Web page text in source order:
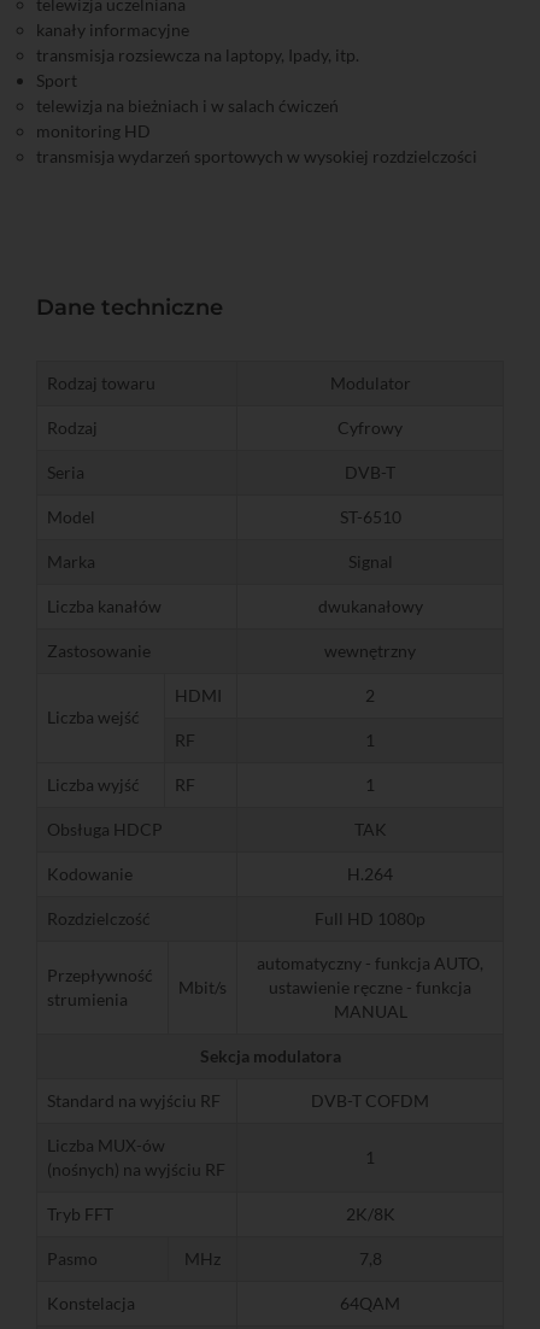
telewizja uczelniana
kanały informacyjne
transmisja rozsiewcza na laptopy, Ipady, itp.
Sport
telewizja na bieżniach i w salach ćwiczeń
monitoring HD
transmisja wydarzeń sportowych w wysokiej rozdzielczości
Dane techniczne
Rodzaj towaru Modulator
Rodzaj Cyfrowy
Seria DVB-T
Model ST-6510
Marka Signal
Liczba kanałów dwukanałowy
Zastosowanie wewnętrzny
Liczba wejść
HDMI 2
RF 1
Liczba wyjść RF 1
Obsługa HDCP TAK
Kodowanie H.264
Rozdzielczość Full HD 1080p
Przepływność
strumienia
Mbit/s
automatyczny - funkcja AUTO,
ustawienie ręczne - funkcja
MANUAL
Sekcja modulatora
Standard na wyjściu RF DVB-T COFDM
Liczba MUX-ów
(nośnych) na wyjściu RF
1
Tryb FFT 2K/8K
Pasmo MHz 7,8
Konstelacja 64QAM